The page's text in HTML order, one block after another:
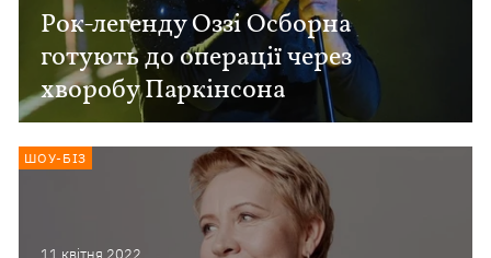
Рок-легенду Оззі Осборна
готують до операції через
хворобу Паркінсона
11 квiтня 2022
ШОУ-БІЗ